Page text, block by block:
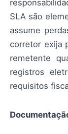
SLA são
assume
corretor exija
remetente
registros
requisitos